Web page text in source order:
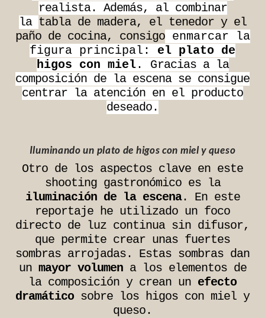
realista. Además, al combinar
la tabla de madera, el tenedor y el
paño de cocina, consigoenmarcar la
figura principal: el plato de
higos con miel. Gracias a la
composición de la escena se consigue
centrar la atención en el producto
deseado.
Iluminando un plato de higos con miel y queso
Otro de los aspectos clave en este
shooting gastronómico es la
iluminación de la escena. En este
reportaje he utilizado un foco
directo de luz continua sin difusor,
que permite crear unas fuertes
sombras arrojadas. Estas sombras dan
un mayor volumena los elementos de
la composición y crean un efecto
dramático sobre los higos con miel y
queso.